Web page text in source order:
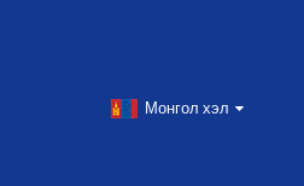
Монгол хэл